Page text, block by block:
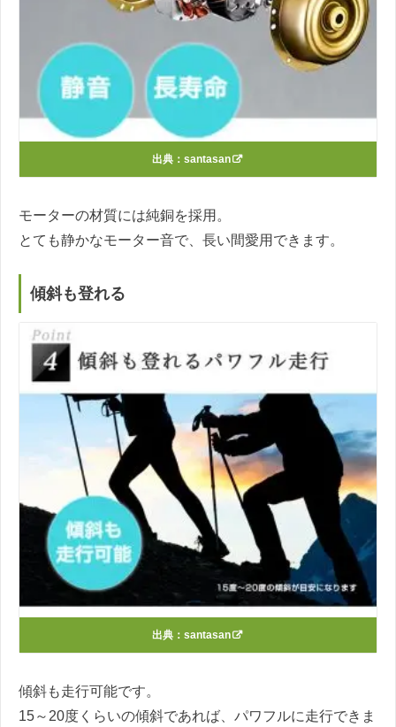
出典： santasan
モーターの材質には純銅を採用。
とても静かなモーター音で、長い間愛用できます。
傾斜も登れる
出典： santasan
傾斜も走行可能です。
15～20度くらいの傾斜であれば、パワフルに走行できま